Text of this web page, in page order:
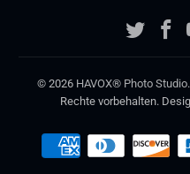
© 2026 HAVOX® Photo Studio
Rechte vorbehalten.